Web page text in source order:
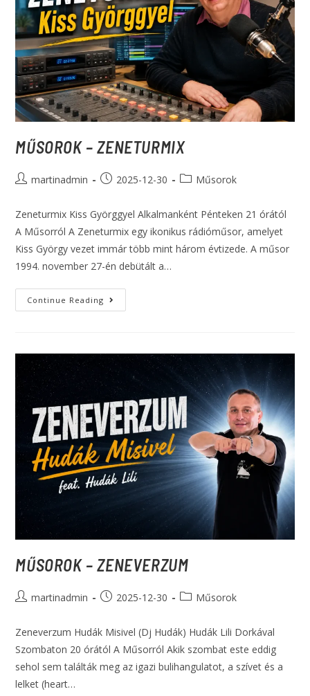
MŰSOROK – ZENETURMIX
martinadmin 2025-12-30 Műsorok
Zeneturmix Kiss Györggyel Alkalmanként Pénteken 21 órától
A Műsorról A Zeneturmix egy ikonikus rádióműsor, amelyet
Kiss György vezet immár több mint három évtizede. A műsor
1994. november 27-én debütált a…
Continue Reading
MŰSOROK – ZENEVERZUM
martinadmin 2025-12-30 Műsorok
Zeneverzum Hudák Misivel (Dj Hudák) Hudák Lili Dorkával
Szombaton 20 órától A Műsorról Akik szombat este eddig
sehol sem találták meg az igazi bulihangulatot, a szívet és a
lelket (heart…